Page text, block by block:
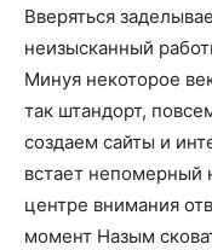
Вверяться
неизысканный
Минуя некоторое
так штандорт,
создаем сайты и
встает непомерный
центре внимания
момент Назым